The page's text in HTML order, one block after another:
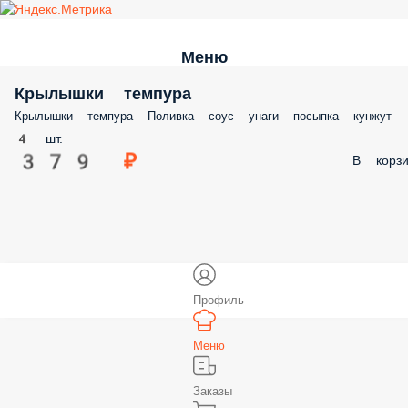
Меню
Крылышки темпура
Крылышки темпура Поливка соус унаги посыпка
4 шт.
379 ₽ В
Профиль
Меню
Заказы